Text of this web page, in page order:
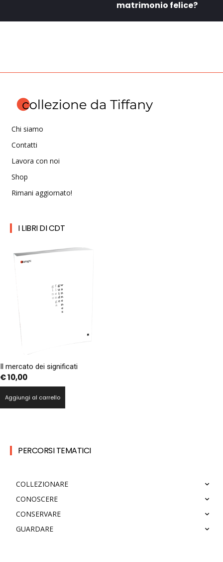
matrimonio felice?
Chi siamo
Contatti
Lavora con noi
Shop
Rimani aggiornato!
I LIBRI DI CDT
Il mercato dei significati
€10,00
Aggiungi al carrello
PERCORSI TEMATICI
COLLEZIONARE
CONOSCERE
CONSERVARE
GUARDARE